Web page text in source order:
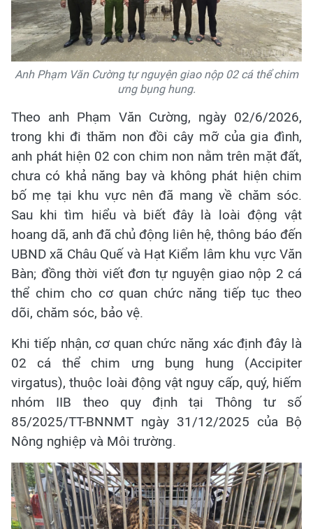
Anh Phạm Văn Cường tự nguyện giao nộp 02 cá thể chim
ưng bụng hung.
Theo anh Phạm Văn Cường, ngày 02/6/2026,
trong khi đi thăm non đồi cây mỡ của gia đình,
anh phát hiện 02 con chim non nằm trên mặt đất,
chưa có khả năng bay và không phát hiện chim
bố mẹ tại khu vực nên đã mang về chăm sóc.
Sau khi tìm hiểu và biết đây là loài động vật
hoang dã, anh đã chủ động liên hệ, thông báo đến
UBND xã Châu Quế và Hạt Kiểm lâm khu vực Văn
Bàn; đồng thời viết đơn tự nguyện giao nộp 2 cá
thể chim cho cơ quan chức năng tiếp tục theo
dõi, chăm sóc, bảo vệ.
Khi tiếp nhận, cơ quan chức năng xác định đây là
02 cá thể chim ưng bụng hung (Accipiter
virgatus), thuộc loài động vật nguy cấp, quý, hiếm
nhóm IIB theo quy định tại Thông tư số
85/2025/TT-BNNMT ngày 31/12/2025 của Bộ
Nông nghiệp và Môi trường.